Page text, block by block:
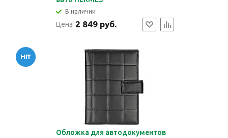
В наличии
Цена 2 849 руб.
Обложка для автодокументов